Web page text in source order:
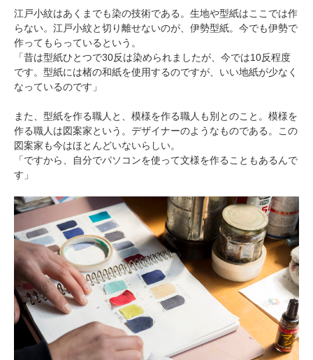
江戸小紋はあくまでも染の技術である。生地や型紙はここでは作
らない。江戸小紋と切り離せないのが、伊勢型紙。今でも伊勢で
作ってもらっているという。
「昔は型紙ひとつで30反は染められましたが、今では10反程度
です。型紙には楮の和紙を使用するのですが、いい地紙が少なく
なっているのです」
また、型紙を作る職人と、模様を作る職人も別とのこと。模様を
作る職人は図案家という。デザイナーのようなものである。この
図案家も今はほとんどいないらしい。
「ですから、自分でパソコンを使って文様を作ることもあるんで
す」